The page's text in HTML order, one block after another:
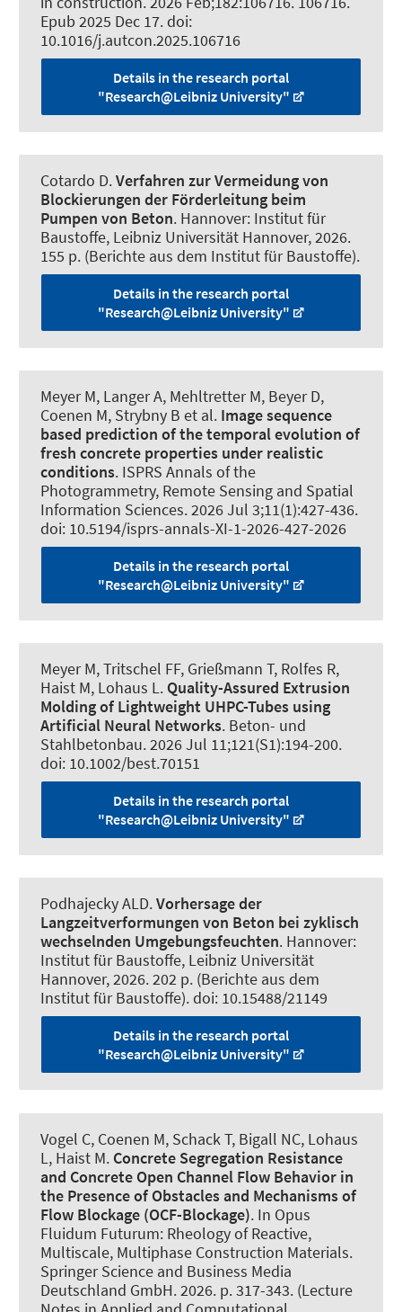
Epub 2025 Dec 17. doi:
10.1016/j.autcon.2025.106716
Details in the research portal
"Research@Leibniz University"
Cotardo D.Verfahren zur Vermeidung von
Blockierungen der Förderleitung beim
Pumpen von Beton. Hannover: Institut für
Baustoffe, Leibniz Universität Hannover, 2026.
155 p. (Berichte aus dem Institut für Baustoffe).
Details in the research portal
"Research@Leibniz University"
Meyer M, Langer A, Mehltretter M, Beyer D,
Coenen M, Strybny B et al. Image sequence
based prediction of the temporal evolution of
fresh concrete properties under realistic
conditions. ISPRS Annals of the
Photogrammetry, Remote Sensing and Spatial
Information Sciences. 2026 Jul 3;11(1):427-436.
doi: 10.5194/isprs-annals-XI-1-2026-427-2026
Details in the research portal
"Research@Leibniz University"
Meyer M, Tritschel FF, Grießmann T, Rolfes R,
Haist M, Lohaus L. Quality-Assured Extrusion
Molding of Lightweight UHPC-Tubes using
Artificial Neural Networks. Beton- und
Stahlbetonbau. 2026 Jul 11;121(S1):194-200.
doi: 10.1002/best.70151
Details in the research portal
"Research@Leibniz University"
Podhajecky ALD.Vorhersage der
Langzeitverformungen von Beton bei zyklisch
wechselnden Umgebungsfeuchten. Hannover:
Institut für Baustoffe, Leibniz Universität
Hannover, 2026. 202 p. (Berichte aus dem
Institut für Baustoffe). doi: 10.15488/21149
Details in the research portal
"Research@Leibniz University"
Vogel C, Coenen M, Schack T, Bigall NC, Lohaus
L , Haist M. Concrete Segregation Resistance
and Concrete Open Channel Flow Behavior in
the Presence of Obstacles and Mechanisms of
Flow Blockage (OCF-Blockage). In Opus
Fluidum Futurum: Rheology of Reactive,
Multiscale, Multiphase Construction Materials.
Springer Science and Business Media
Deutschland GmbH. 2026. p. 317-343. (Lecture